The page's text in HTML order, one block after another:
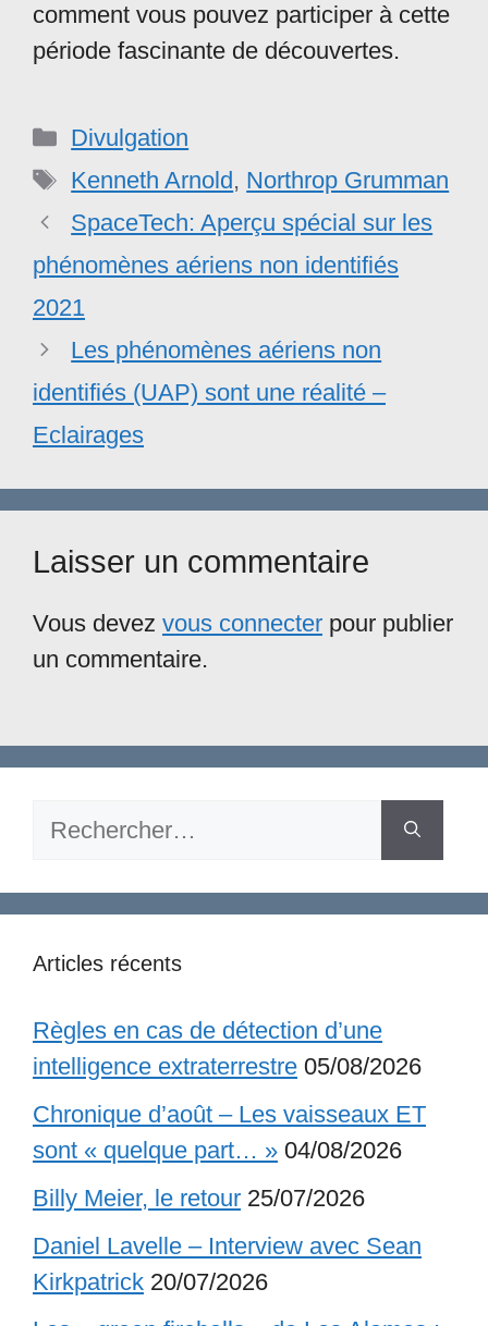
comment vous pouvez participer à cette
période fascinante de découvertes.
Catégories
Divulgation
Étiquettes
Kenneth Arnold, Northrop Grumman
SpaceTech: Aperçu spécial sur les
phénomènes aériens non identifiés
2021
Les phénomènes aériens non
identifiés (UAP) sont une réalité –
Eclairages
Laisser un commentaire
Vous devez vous connecter pour publier
un commentaire.
Rechercher :
Articles récents
Règles en cas de détection d’une
intelligence extraterrestre 05/08/2026
Chronique d’août – Les vaisseaux ET
sont « quelque part… » 04/08/2026
Billy Meier, le retour 25/07/2026
Daniel Lavelle – Interview avec Sean
Kirkpatrick 20/07/2026